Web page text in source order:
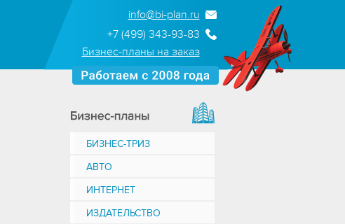
info@bi-plan.ru
+7 (499) 343-93-83
Бизнес-планы на заказ
БИЗНЕС-ТРИЗ
АВТО
ИНТЕРНЕТ
ИЗДАТЕЛЬСТВО